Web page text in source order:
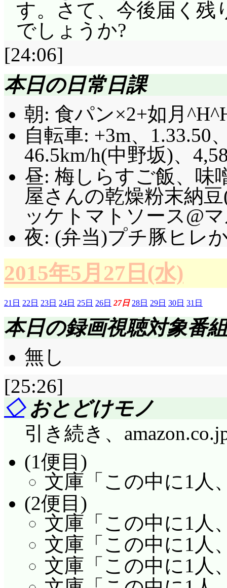
田さんが帰ってきて
分が出ているところ
帰りじゃないですか、
てさプルん♪がアニ
で、自分も出るのに
てさプルん♪というユ
た、それどころか
田さん……。最終3日
ス、てさプルん♪」こ
ィーバが良いなあ! そ
イブ勢とアイマス勢
「It's new!」「今の誰
す」当たり前のよう
野球部「1年は先輩の
無い)から始める」あ
ってことでもあるん
子が、直接的なこと
にこにこしながら見
「そろそろ頑張ろう
なくて良いから!? 無
に」「小出しに、す
ってガード堅いです
とでガード堅かった
くと!? 「マネージャ
ていないからって、
が。心春の場合「も
ロが、というのは、
してますよね……。
す。さて、今後届く残
でしょうか?
[24:06]
本日の日常日課
朝: 食パン×2+如月
自転車: +3m、1.33.50
46.5km/h(中野坂)、
昼: 梅しらすご飯、味
屋さんの乾燥粉末納
ッケトマトソース@
夜: (弁当)プチ豚ヒレ
2015年5月27日(水)
21日 22日 23日 24日 25日 26日 27日 28日 29日 30日 31日
本日の録画視聴対象番組
無し
[25:26]
◇おとどけモノ
引き続き、
(1便目)
文庫「この中に1人
(2便目)
文庫「この中に1人
文庫「この中に1
文庫「この中に1